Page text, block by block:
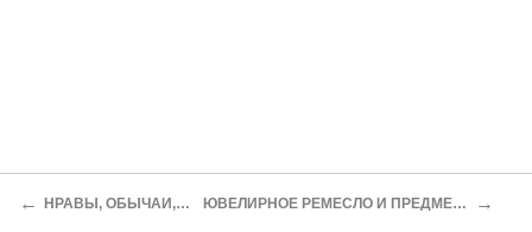
← НРАВЫ, ОБЫЧАИ, РЕЛИГИЯ ЮВЕЛИРНОЕ РЕМЕСЛО И ПРЕДМЕТЫ УКРАШЕНИЯ →